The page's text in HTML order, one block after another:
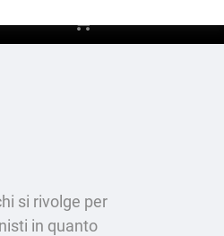
shopping_cart
si rivolge per
in quanto